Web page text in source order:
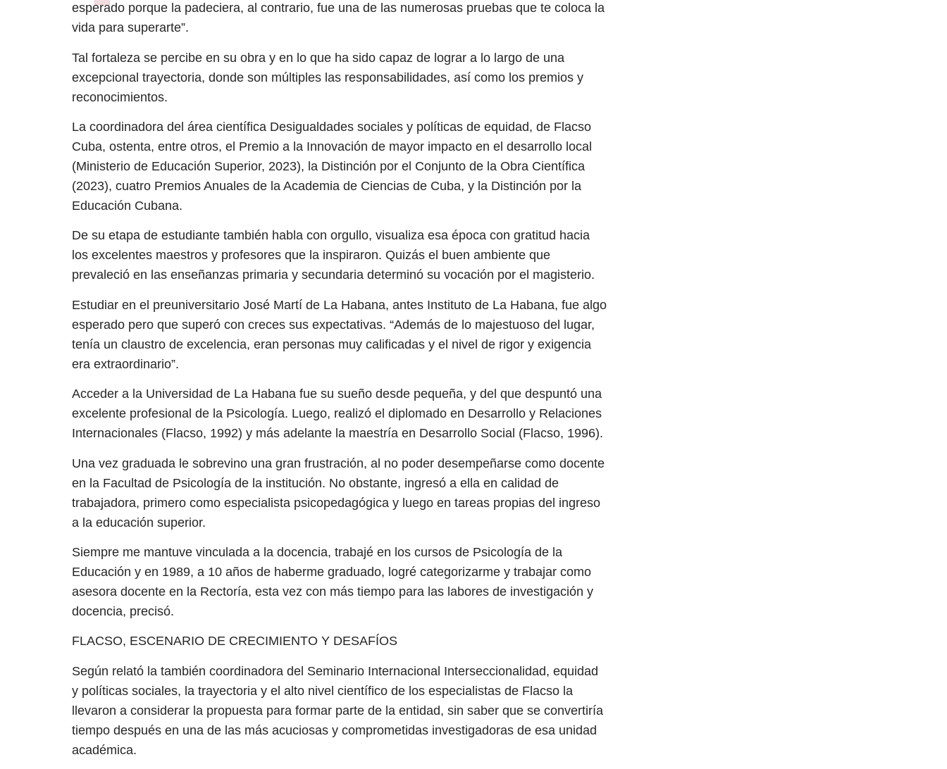
esperado porque la padeciera, al contrario, fue una de las numerosas pruebas que te coloca la
vida para superarte”.
Tal fortaleza se percibe en su obra y en lo que ha sido capaz de lograr a lo largo de una
excepcional trayectoria, donde son múltiples las responsabilidades, así como los premios y
reconocimientos.
La coordinadora del área científica Desigualdades sociales y políticas de equidad, de Flacso
Cuba, ostenta, entre otros, el Premio a la Innovación de mayor impacto en el desarrollo local
(Ministerio de Educación Superior, 2023), la Distinción por el Conjunto de la Obra Científica
(2023), cuatro Premios Anuales de la Academia de Ciencias de Cuba, y la Distinción por la
Educación Cubana.
De su etapa de estudiante también habla con orgullo, visualiza esa época con gratitud hacia
los excelentes maestros y profesores que la inspiraron. Quizás el buen ambiente que
prevaleció en las enseñanzas primaria y secundaria determinó su vocación por el magisterio.
Estudiar en el preuniversitario José Martí de La Habana, antes Instituto de La Habana, fue algo
esperado pero que superó con creces sus expectativas. “Además de lo majestuoso del lugar,
tenía un claustro de excelencia, eran personas muy calificadas y el nivel de rigor y exigencia
era extraordinario”.
Acceder a la Universidad de La Habana fue su sueño desde pequeña, y del que despuntó una
excelente profesional de la Psicología. Luego, realizó el diplomado en Desarrollo y Relaciones
Internacionales (Flacso, 1992) y más adelante la maestría en Desarrollo Social (Flacso, 1996).
Una vez graduada le sobrevino una gran frustración, al no poder desempeñarse como docente
en la Facultad de Psicología de la institución. No obstante, ingresó a ella en calidad de
trabajadora, primero como especialista psicopedagógica y luego en tareas propias del ingreso
a la educación superior.
Siempre me mantuve vinculada a la docencia, trabajé en los cursos de Psicología de la
Educación y en 1989, a 10 años de haberme graduado, logré categorizarme y trabajar como
asesora docente en la Rectoría, esta vez con más tiempo para las labores de investigación y
docencia, precisó.
FLACSO, ESCENARIO DE CRECIMIENTO Y DESAFÍOS
Según relató la también coordinadora del Seminario Internacional Interseccionalidad, equidad
y políticas sociales, la trayectoria y el alto nivel científico de los especialistas de Flacso la
llevaron a considerar la propuesta para formar parte de la entidad, sin saber que se convertiría
tiempo después en una de las más acuciosas y comprometidas investigadoras de esa unidad
académica.
Failed to initialize plugin: wplink